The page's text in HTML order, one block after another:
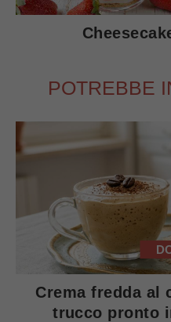
POTREBBE
Crema fredda al
trucco pronto